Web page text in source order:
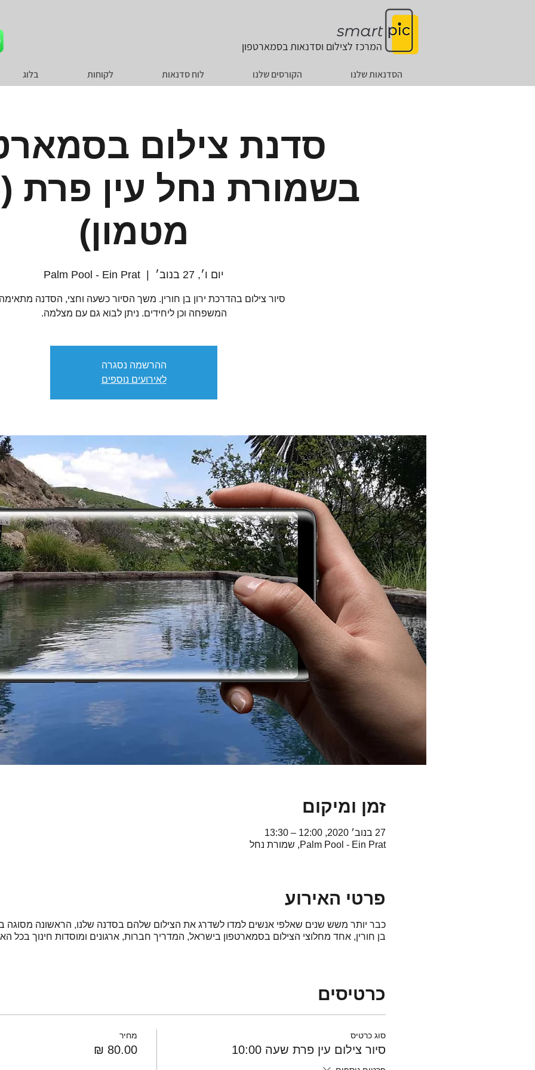
המרכז לצילום וסדנאותבסמארטפון
בלוג לקוחות לוח סדנאות הקורסים שלנו הסדנאות שלנו
סדנת צילום
בשמורת נחל עין פרת
מטמון)
יום ו׳, 27 בנוב׳ Palm Pool - Ein Prat
סיור צילום בהדרכת ירון בן חורין. משך הסיור כשעה וחצי, הסדנה
המשפחה וכן ליחידים. ניתן לבוא גם עם מצלמה.
ההרשמה נסגרה
לאירועים נוספים
זמן ומיקום
27 בנוב׳ 2020, 12:00 – 13:30
Palm Pool - Ein Prat, שמורת נחל
פרטי האירוע
כבר יותר משש שנים שאלפי אנשים למדו לשדרג את הצילום שלהם בסדנה שלנו, הראשונה מסוגה
בן חורין, אחד מחלוצי הצילום בסמארטפון בישראל, המדריך חברות, ארגונים ומוסדות חינוך בכל
כרטיסים
סוג כרטיס
סיור צילום עין פרת שעה 10:00
מחיר